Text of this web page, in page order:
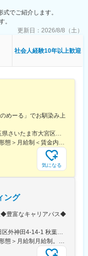
頼
制
・50代2名）
ぐに聞ける環境です。
しているので納期関連の
棟、イレギュラー少なめ
0回）
フォローする体制があり
応えます。鉄材・加工・
展開。
業
頼
建設までの一貫体制
着型の事業展開
でご紹介します。
。
更新日： 2026/8/8（土）
社会人経験10年以上歓迎
めーる」でお馴染み上
気になる
ング
◆豊富なキャリアパス◆